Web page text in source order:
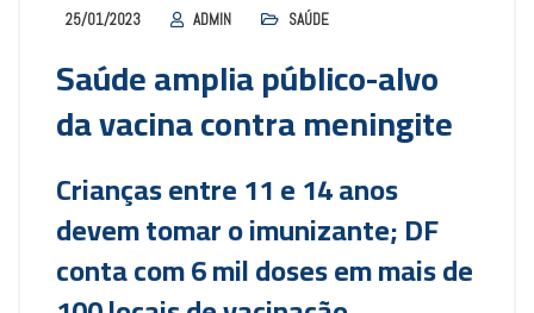
25/01/2023 ADMIN SAÚDE
Saúde amplia público-alvo
da vacina contra meningite
Crianças entre 11 e 14 anos
devem tomar o imunizante; DF
conta com 6 mil doses em mais de